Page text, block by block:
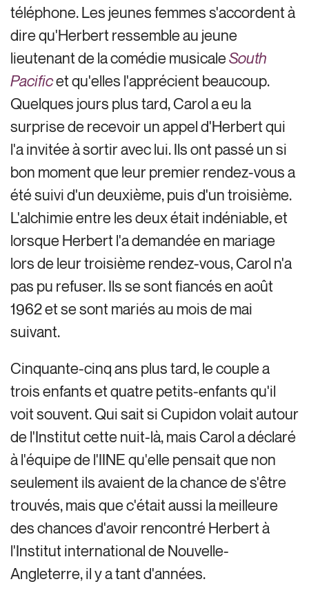
téléphone. Les jeunes femmes s'accordent à
dire qu'Herbert ressemble au jeune
lieutenant de la comédie musicaleSouth
Pacificet qu'elles l'apprécient beaucoup.
Quelques jours plus tard, Carol a eu la
surprise de recevoir un appel d'Herbert qui
l'a invitée à sortir avec lui. Ils ont passé un si
bon moment que leur premier rendez-vous a
été suivi d'un deuxième, puis d'un troisième.
L'alchimie entre les deux était indéniable, et
lorsque Herbert l'a demandée en mariage
lors de leur troisième rendez-vous, Carol n'a
pas pu refuser. Ils se sont fiancés en août
1962 et se sont mariés au mois de mai
suivant.
Cinquante-cinq ans plus tard, le couple a
trois enfants et quatre petits-enfants qu'il
voit souvent. Qui sait si Cupidon volait autour
de l'Institut cette nuit-là, mais Carol a déclaré
à l'équipe de l'IINE qu'elle pensait que non
seulement ils avaient de la chance de s'être
trouvés, mais que c'était aussi la meilleure
des chances d'avoir rencontré Herbert à
l'Institut international de Nouvelle-
Angleterre, il y a tant d'années.